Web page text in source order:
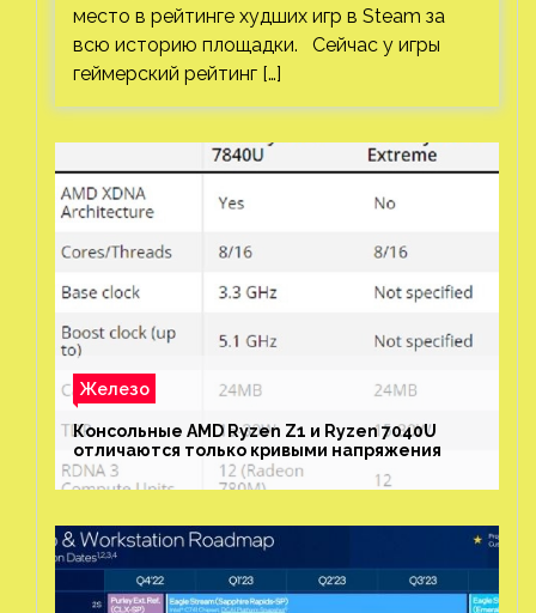
место в рейтинге худших игр в Steam за
всю историю площадки. Сейчас у игры
геймерский рейтинг […]
Железо
Консольные AMD Ryzen Z1 и Ryzen 7040U
отличаются только кривыми напряжения